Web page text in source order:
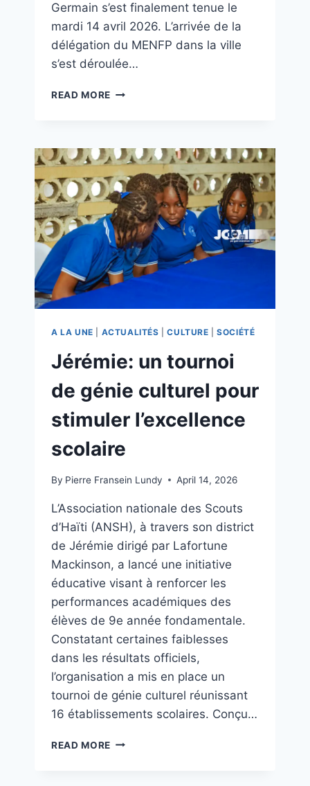
Germain s’est finalement tenue le
mardi 14 avril 2026. L’arrivée de la
délégation du MENFP dans la ville
s’est déroulée…
READ MORE
A LA UNE ACTUALITÉS |CULTURE |SOCIÉTÉ
Jérémie: un tournoi
de génie culturel pour
stimuler l’excellence
scolaire
By Pierre Fransein Lundy April 14, 2026
L’Association nationale des Scouts
d’Haïti (ANSH), à travers son district
de Jérémie dirigé par Lafortune
Mackinson, a lancé une initiative
éducative visant à renforcer les
performances académiques des
élèves de 9e année fondamentale.
Constatant certaines faiblesses
dans les résultats officiels,
l’organisation a mis en place un
tournoi de génie culturel réunissant
16 établissements scolaires. Conçu…
READ MORE